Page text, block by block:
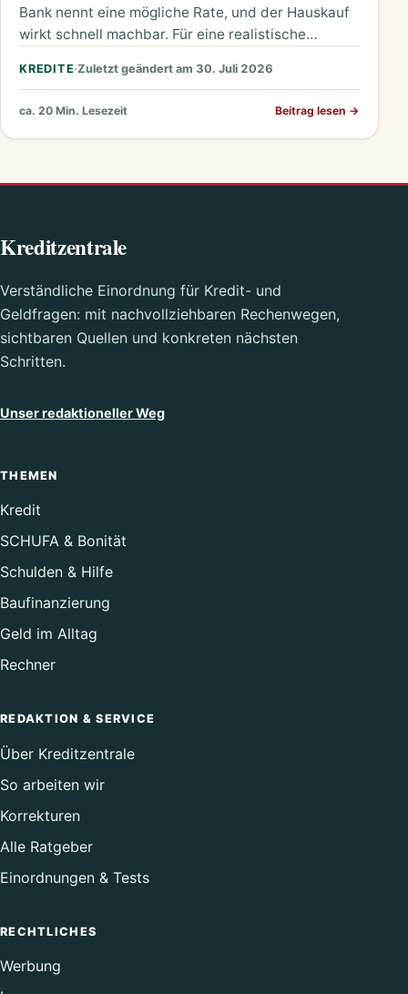
KREDITE·Zuletzt geändert am 30. Juli 2026
Bank nennt eine mögliche Rate, und der Hauskauf
wirkt schnell machbar. Für eine realistische
ca. 20 Min. Lesezeit Beitrag lesen →
Kreditzentrale
Verständliche Einordnung für Kredit- und
Geldfragen: mit nachvollziehbaren Rechenwegen,
sichtbaren Quellen und konkreten nächsten
Schritten.
Unser redaktioneller Weg
THEMEN
Kredit
SCHUFA & Bonität
Schulden & Hilfe
Baufinanzierung
Geld im Alltag
Rechner
REDAKTION & SERVICE
Über Kreditzentrale
So arbeiten wir
Korrekturen
Alle Ratgeber
Einordnungen & Tests
RECHTLICHES
Werbung